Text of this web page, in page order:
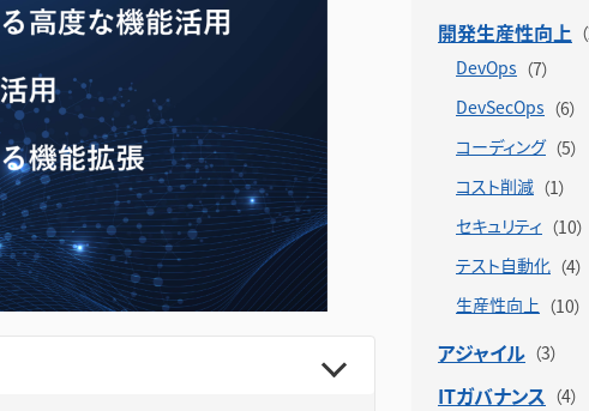
開発生産性向上
DevOps
DevSecOps
コーディング
コスト削減
セキュリティ
テスト自動化
生産性向上
アジャイル
ITガバナンス